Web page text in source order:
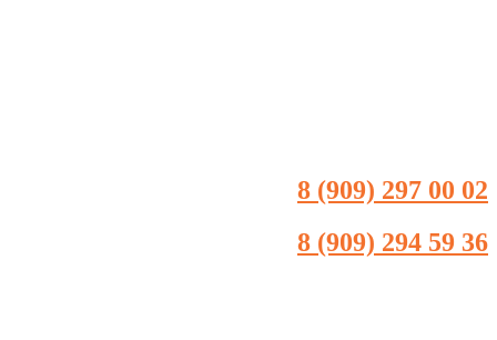
8 (909) 297 00 02
8 (909) 294 59 36